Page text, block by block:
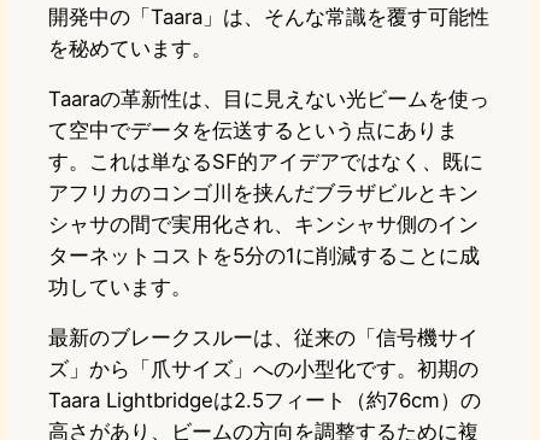
開発中の「Taara」は、そんな常識を覆す可能性
を秘めています。
Taaraの革新性は、目に見えない光ビームを使っ
て空中でデータを伝送するという点にありま
す。これは単なるSF的アイデアではなく、既に
アフリカのコンゴ川を挟んだブラザビルとキン
シャサの間で実用化され、キンシャサ側のイン
ターネットコストを5分の1に削減することに成
功しています。
最新のブレークスルーは、従来の「信号機サイ
ズ」から「爪サイズ」への小型化です。初期の
Taara Lightbridgeは2.5フィート（約76cm）の
高さがあり、ビームの方向を調整するために複